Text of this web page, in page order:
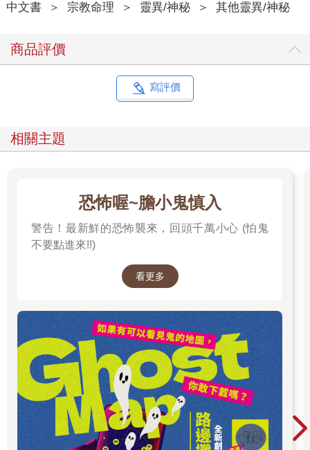
中文書 ＞ 宗教命理 ＞ 靈異/神秘 ＞ 其他靈異/神秘
商品評價
寫評價
相關主題
恐怖喔~膽小鬼慎入
警告！最新鮮的恐怖襲來，回頭千萬小心 (怕鬼
不要點進來!!)
看更多